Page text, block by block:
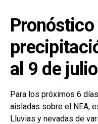
Pronóstico
al 9 de julio
Para los próximos 6
aisladas sobre el NEA,
Lluvias y nevadas de